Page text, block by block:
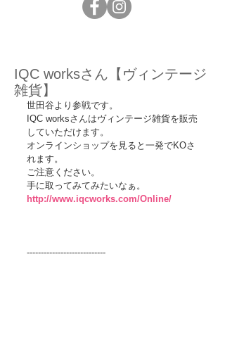
IQC worksさん【ヴィンテージ
雑貨】
世田谷より参戦です。
IQC worksさんはヴィンテージ雑貨を販売
していただけます。
オンラインショップを見ると一発でKOさ
れます。
ご注意ください。
手に取ってみてみたいなぁ。
http://www.iqcworks.com/Online/
----------------------------